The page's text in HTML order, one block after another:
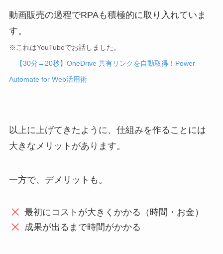
動画販売の過程でRPAも積極的に取り入れていま
す。
※これはYouTubeでお話しました。
【30分→20秒】OneDrive 共有リンクを自動取得！Power
Automate for Web活用術
以上に上げてきたように、仕組みを作ることには
大きなメリットがあります。
一方で、デメリットも。
最初にコストが大きくかかる（時間・お金）
成果が出るまで時間がかかる